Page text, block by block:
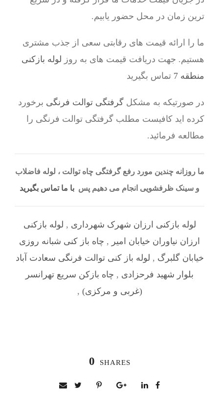
ترین زمان در محل حضور یابیم.
ما را ارائه قیمت های رقابتی سعی از جذب مشتری
هستیم. جهت دریافت قیمت های به روز لوله بازکنی
منطقه 7
تماس بگیرید
در صورتیکه به مشکل گرفتگی توالت فرنگی برخورد
کرده اید کافیست مطلب گرفتگی توالت فرنگی را
مطالعه فرمائید.
ما روزانه چندین مورد رفع گرفتگی چاه توالت ، لوله فاضلاب
و سینک ظرفشویی انجام می دهیم پس با ما تماس بگیرید
لوله بازکنی ارزان شهرک شهرداری , لوله بازکنی
ارزان نیاوران خیابان امیر , چاه باز کنی شبانه روزی
خیابان گلبرگ , لوله باز کنی توالت فرنگی سعادت آباد
بلوار شهید فرحزادی , چاه بازکن سریع تهرانسر
(غربی و مرکزی) ,
0 SHARES